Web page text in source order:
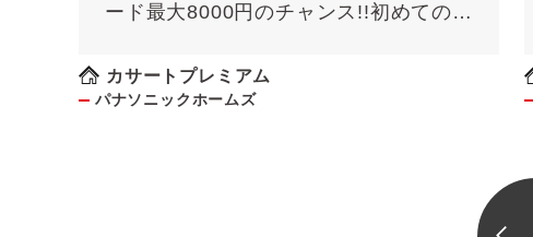
ード最大8000円のチャンス!!初めての方
カサートプレミアム
パナソニックホームズ